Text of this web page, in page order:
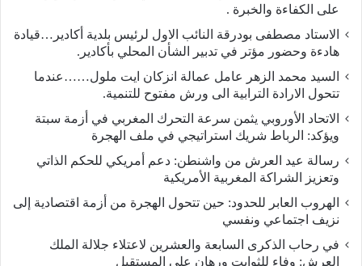
على الكفاءة والخبرة .
الاستاد مصطفى بودرقة النائب الاول لرئيس بلدية أكادير…قيادة
هادءة وحضور مؤتر في تدبير الشأن المحلي بأكادير.
السيد محمد الزهر عامل عمالة انزكان ايت ملول……عندما
تتحول الارادة الترابية الى ورش مفتوح للتنمية.
الاتحاد الأوروبي يثمن سرعة التحرك المغربي في أزمة سبتة
ويؤكد: الرباط شريك استراتيجي في ملف الهجرة
رسالة عيد العرش من واشنطن: دعم أمريكي للحكم الذاتي
وتعزيز الشراكة المغربية الأمريكية
​الهروب العابر للحدود: حين تتحول الهجرة من أزمة اقتصادية إلى
نزيف اجتماعي ونفسي
في رحاب الذكرى السابعة والعشرين لاعتلاء جلالة الملك
العرش: وفاء للثوابت ورهان على المستقبل